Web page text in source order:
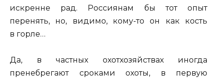
искренне рад. Россиянам бы тот опыт
перенять, но, видимо, кому-то он как кость
в горле…
Да, в частных охотхозяйствах иногда
пренебрегают сроками охоты, в первую